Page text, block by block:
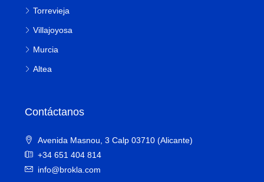
Torrevieja
Villajoyosa
Murcia
Altea
Contáctanos
Avenida Masnou, 3 Calp 03710 (Alicante)
+34 651 404 814
info@brokla.com